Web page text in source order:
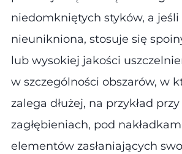
niedomkniętych styków, a jeśli
nieunikniona, stosuje się
lub wysokiej jakości
w szczególności obszarów, w
zalega dłużej, na przykład
zagłębieniach, pod
elementów zasłaniających